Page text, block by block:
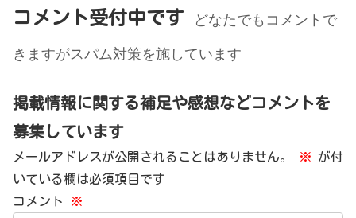
コメント受付中です
どなたでもコメントで
きますがスパム対策を施しています
掲載情報に関する補足や感想などコメントを
募集しています
メールアドレスが公開されることはありません。 ※ が付
いている欄は必須項目です
コメント
※